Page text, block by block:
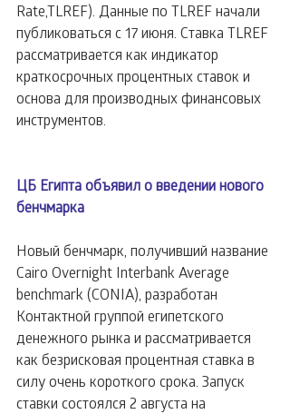
Rate,TLREF). Данные по TLREF начали
публиковаться с 17 июня. Ставка TLREF
рассматривается как индикатор
краткосрочных процентных ставок и
основа для производных финансовых
инструментов.
ЦБ Египта объявил о введении нового
бенчмарка
Новый бенчмарк, получивший название
Cairo Overnight Interbank Average
benchmark (CONIA), разработан
Контактной группой египетского
денежного рынка и рассматривается
как безрисковая процентная ставка в
силу очень короткого срока. Запуск
ставки состоялся 2 августа на